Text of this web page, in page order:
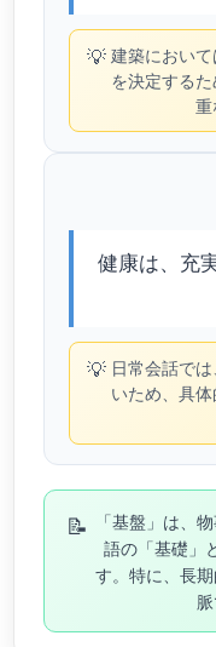
💡 建築におい
を決定する
重
健康は、充
💡 日常会話で
いため、具
📝
「基盤」は、
語の「基礎」
す。特に、長